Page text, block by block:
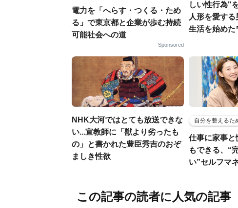
電力を「へらす・つくる・ため
る」で東京都と企業が歩む持続
可能社会への道
Sponsored
しい性行為"
人形を愛す
生活を始めた
NHK大河ではとても放送できな
い...宣教師に「獣より劣ったも
の」と書かれた豊臣秀吉のおぞ
ましき性欲
自分を整えるた
仕事に家事と
もできる、“
い”セルフマ
この記事の読者に人気の記事